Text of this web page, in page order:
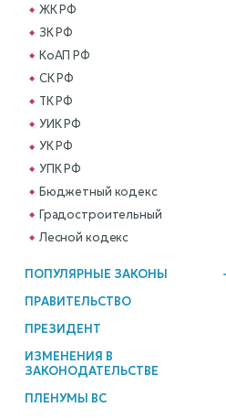
ЖК РФ
ЗК РФ
КоАП РФ
СК РФ
ТК РФ
УИК РФ
УК РФ
УПК РФ
Бюджетный кодекс
Градостроительный
Лесной кодекс
ПОПУЛЯРНЫЕ ЗАКОНЫ
ПРАВИТЕЛЬСТВО
ПРЕЗИДЕНТ
ИЗМЕНЕНИЯ В
ЗАКОНОДАТЕЛЬСТВЕ
ПЛЕНУМЫ ВС